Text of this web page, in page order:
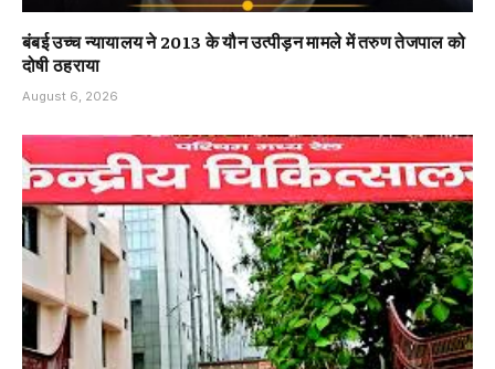
बंबई उच्च न्यायालय ने 2013 के यौन उत्पीड़न मामले में तरुण तेजपाल को
दोषी ठहराया
August 6, 2026